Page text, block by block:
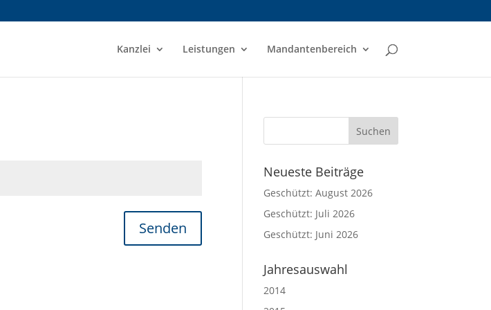
Kanzlei Leistungen Mandantenbereich
Senden
Neueste Beiträge
Geschützt: August 2026
Geschützt: Juli 2026
Geschützt: Juni 2026
Jahresauswahl
2014